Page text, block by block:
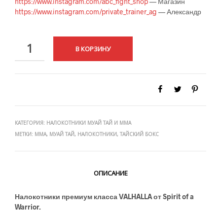
https://www.instagram.com/private_trainer_ag — Александр
КОЛИЧЕСТВО
В КОРЗИНУ
КАТЕГОРИЯ: НАЛОКОТНИКИ МУАЙ ТАЙ И ММА
МЕТКИ: ММА, МУАЙ ТАЙ, НАЛОКОТНИКИ, ТАЙСКИЙ БОКС
ОПИСАНИЕ
Налокотники премиум класса VALHALLA от Spirit of a
Warrior.